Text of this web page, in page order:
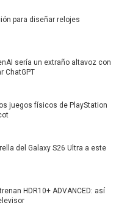
para diseñar relojes
sería un extraño altavoz con
ChatGPT
juegos físicos de PlayStation
del Galaxy S26 Ultra a este
HDR10+ ADVANCED: así